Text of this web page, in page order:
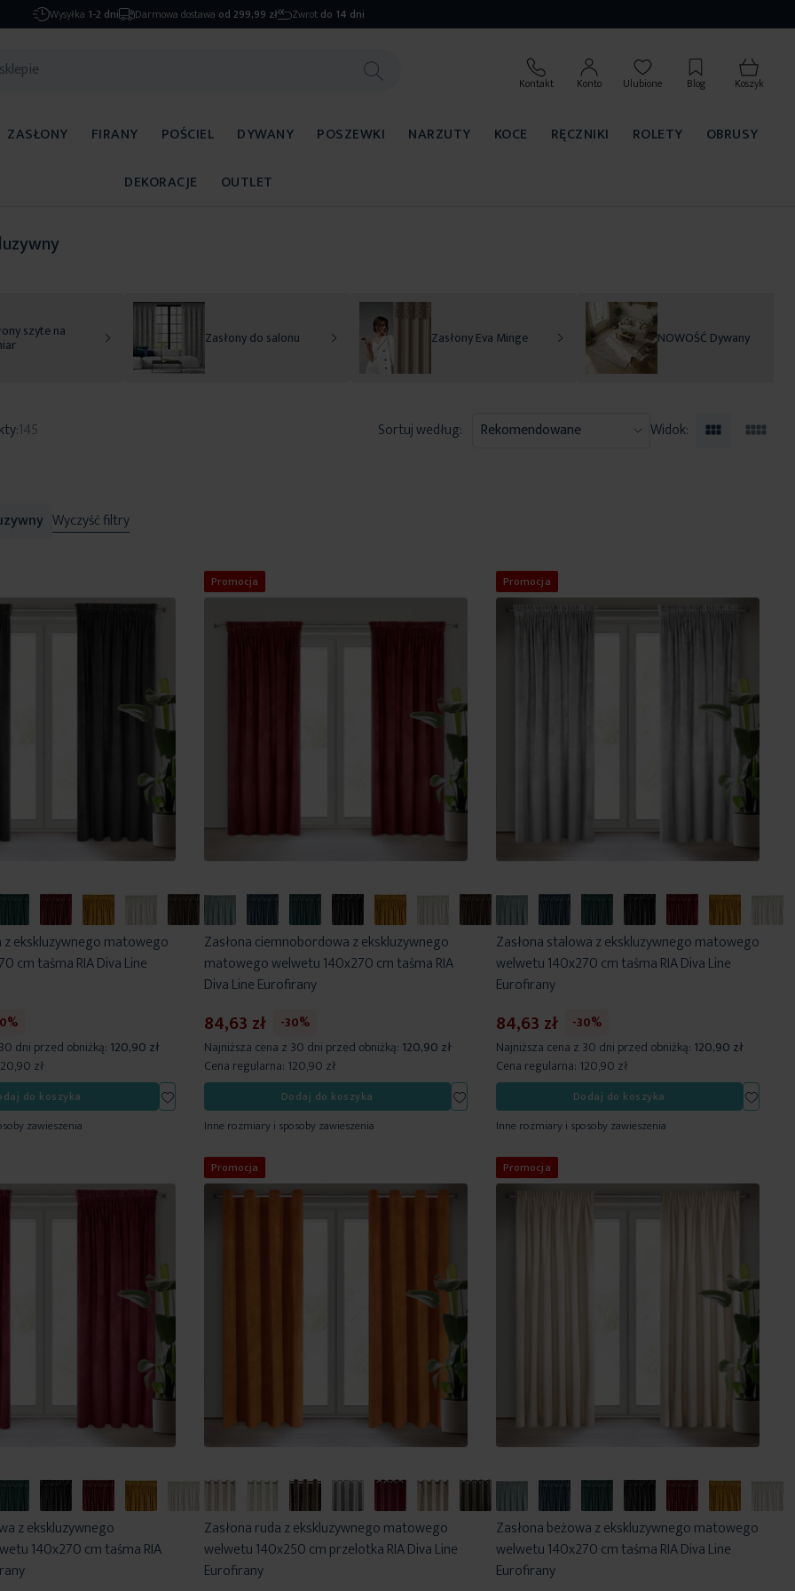
Wysyłka 1-2 dni Darmowa dostawa od 299,99 zł Zwrot do 14 dni
Kontakt Konto Ulubione Blog Koszyk
ZASŁONY FIRANY POŚCIEL DYWANY POSZEWKI NARZUTY KOCE RĘCZNIKI ROLETY
OBRUSY
DEKORACJE
OUTLET
szyte na Zasłony do salonu Zasłony Eva Minge NOWOŚĆ Dywany
145 Sortuj według: Widok:
Wyczyść filtry
z ekskluzywnego matowego
cm taśma RIA Diva Line
dni przed obniżką: 120,90 zł
zł
do koszyka
Dodaj
do
zawieszenia
Promocja
Zasłona ciemnobordowa z ekskluzywnego
matowego welwetu 140x270 cm taśma RIA
Diva Line Eurofirany
84,63 zł
-30%
Najniższa cena z 30 dni przed obniżką: 120,90 zł
Cena regularna: 120,90 zł
Dodaj do koszyka
Dodaj
do
Inne rozmiary i sposoby zawieszenia
Promocja
Zasłona stalowa z ekskluzywnego matowego
welwetu 140x270 cm taśma RIA Diva Line
Eurofirany
84,63 zł
-30%
Najniższa cena z 30 dni przed obniżką: 120,90 zł
Cena regularna: 120,90 zł
Dodaj do koszyka
Dodaj
do
Inne rozmiary i sposoby zawieszenia
z ekskluzywnego
140x270 cm taśma RIA
Promocja
Zasłona ruda z ekskluzywnego matowego
welwetu 140x250 cm przelotka RIA Diva Line
Eurofirany
Promocja
Zasłona beżowa z ekskluzywnego matowego
welwetu 140x270 cm taśma RIA Diva Line
Eurofirany